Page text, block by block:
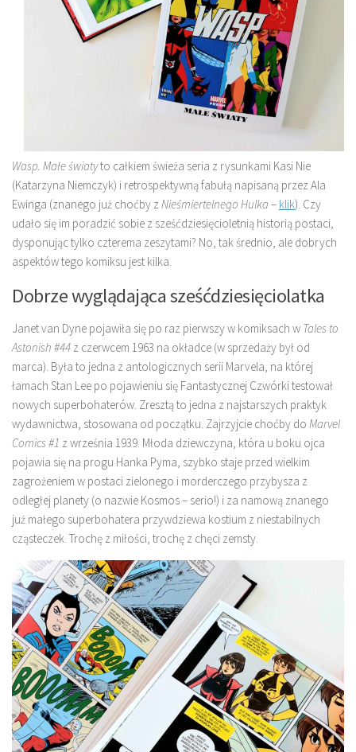
Wasp. Małe światyto całkiem świeża seria z rysunkami Kasi Nie
(Katarzyna Niemczyk) i retrospektywną fabułą napisaną przez Ala
Ewinga (znanego już choćby z Nieśmiertelnego Hulka– klik). Czy
udało się im poradzić sobie z sześćdziesięcioletnią historią postaci,
dysponując tylko czterema zeszytami? No, tak średnio, ale dobrych
aspektów tego komiksu jest kilka.
Dobrze wyglądająca sześćdziesięciolatka
Janet van Dyne pojawiła się po raz pierwszy w komiksach w Tales to
Astonish #44 z czerwcem 1963 na okładce (w sprzedaży był od
marca). Była to jedna z antologicznych serii Marvela, na której
łamach Stan Lee po pojawieniu się Fantastycznej Czwórki testował
nowych superbohaterów. Zresztą to jedna z najstarszych praktyk
wydawnictwa, stosowana od początku. Zajrzyjcie choćby do Marvel
Comics #1 z września 1939. Młoda dziewczyna, która u boku ojca
pojawia się na progu Hanka Pyma, szybko staje przed wielkim
zagrożeniem w postaci zielonego i morderczego przybysza z
odległej planety (o nazwie Kosmos – serio!) i za namową znanego
już małego superbohatera przywdziewa kostium z niestabilnych
cząsteczek. Trochę z miłości, trochę z chęci zemsty.